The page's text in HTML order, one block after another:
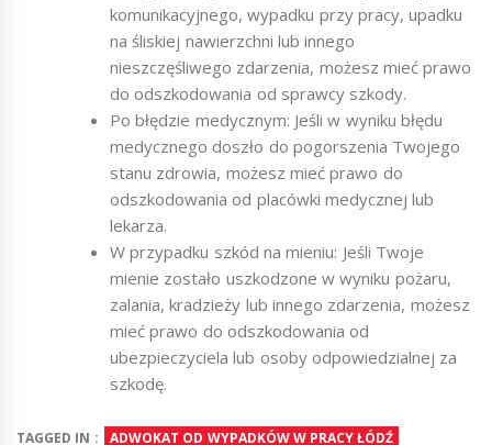
komunikacyjnego, wypadku przy pracy, upadku
na śliskiej nawierzchni lub innego
nieszczęśliwego zdarzenia, możesz mieć prawo
do odszkodowania od sprawcy szkody.
Po błędzie medycznym: Jeśli w wyniku błędu
medycznego doszło do pogorszenia Twojego
stanu zdrowia, możesz mieć prawo do
odszkodowania od placówki medycznej lub
lekarza.
W przypadku szkód na mieniu: Jeśli Twoje
mienie zostało uszkodzone w wyniku pożaru,
zalania, kradzieży lub innego zdarzenia, możesz
mieć prawo do odszkodowania od
ubezpieczyciela lub osoby odpowiedzialnej za
szkodę.
TAGGED IN : ADWOKAT OD WYPADKÓW W PRACY ŁÓDŹ